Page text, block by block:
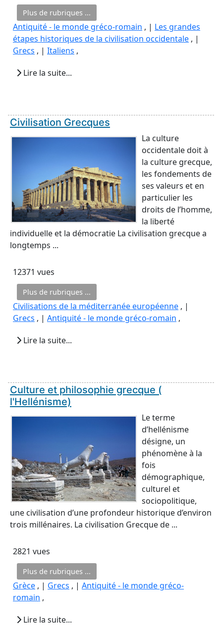
Plus de rubriques ...
Antiquité - le monde gréco-romain , | Les grandes
étapes historiques de la civilisation occidentale , |
Grecs , | Italiens ,
Lire la suite...
Civilisation Grecques
La culture
occidentale doit à
la culture grecque,
les fondements de
ses valeurs et en
particulier les
droits de l’homme,
la liberté
individuelle et la démocratie La civilisation grecque a
longtemps ...
12371 vues
Plus de rubriques ...
Civilisations de la méditerranée européenne , |
Grecs , | Antiquité - le monde gréco-romain ,
Lire la suite...
Culture et philosophie grecque (
l'Hellénisme)
Le terme
d’hellénisme
désigne, un
phénomène à la
fois
démographique,
culturel et
sociopolitique,
une civilisation d’une profondeur historique d’environ
trois millénaires. La civilisation Grecque de ...
2821 vues
Plus de rubriques ...
Grèce , | Grecs , | Antiquité - le monde gréco-
romain ,
Lire la suite...